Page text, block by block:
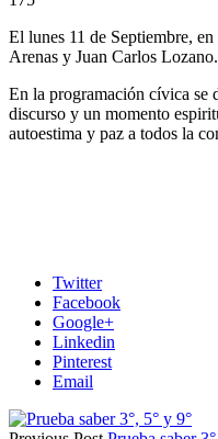
El lunes 11 de Septiembre,
Arenas y Juan Carlos
En la programación cívica se
discurso y un momento
autoestima y paz a todos la
Twitter
Facebook
Google+
Linkedin
Pinterest
Email